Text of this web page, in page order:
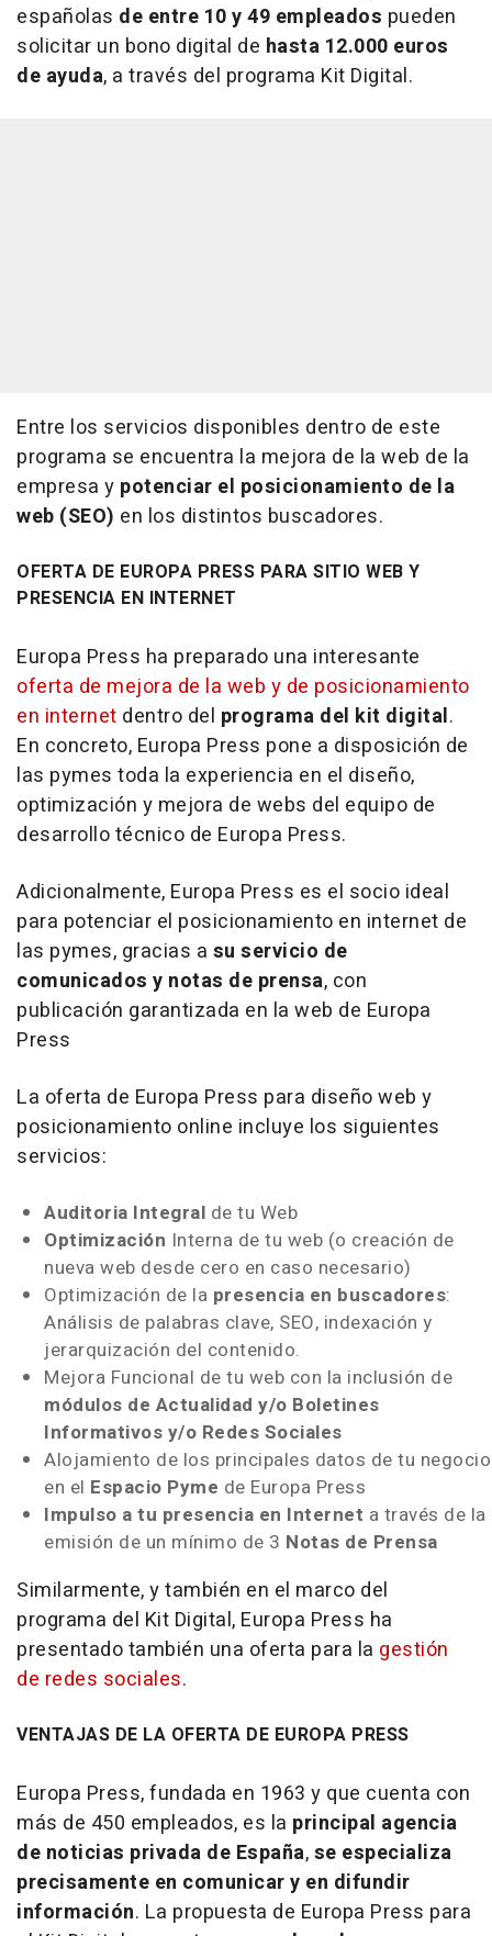
españolas de entre 10 y 49 empleados pueden
solicitar un bono digital de hasta 12.000 euros
de ayuda, a través del programa Kit Digital.
Entre los servicios disponibles dentro de este
programa se encuentra la mejora de la web de la
empresa y potenciar el posicionamiento de la
web (SEO) en los distintos buscadores.
OFERTA DE EUROPA PRESS PARA SITIO WEB Y
PRESENCIA EN INTERNET
Europa Press ha preparado una interesante
oferta de mejora de la web y de posicionamiento
en internet dentro del programa del kit digital.
En concreto, Europa Press pone a disposición de
las pymes toda la experiencia en el diseño,
optimización y mejora de webs del equipo de
desarrollo técnico de Europa Press.
Adicionalmente, Europa Press es el socio ideal
para potenciar el posicionamiento en internet de
las pymes, gracias a su servicio de
comunicados y notas de prensa, con
publicación garantizada en la web de Europa
Press
La oferta de Europa Press para diseño web y
posicionamiento online incluye los siguientes
servicios:
Auditoria Integral de tu Web
Optimización Interna de tu web (o creación de
nueva web desde cero en caso necesario)
Optimización de la presencia en buscadores:
Análisis de palabras clave, SEO, indexación y
jerarquización del contenido.
Mejora Funcional de tu web con la inclusión de
módulos de Actualidad y/o Boletines
Informativos y/o Redes Sociales
Alojamiento de los principales datos de tu negocio
en el Espacio Pyme de Europa Press
Impulso a tu presencia en Internet a través de la
emisión de un mínimo de 3 Notas de Prensa
Similarmente, y también en el marco del
programa del Kit Digital, Europa Press ha
presentado también una oferta para la gestión
de redes sociales.
VENTAJAS DE LA OFERTA DE EUROPA PRESS
Europa Press, fundada en 1963 y que cuenta con
más de 450 empleados, es la principal agencia
de noticias privada de España,se especializa
precisamente en comunicar y en difundir
información. La propuesta de Europa Press para